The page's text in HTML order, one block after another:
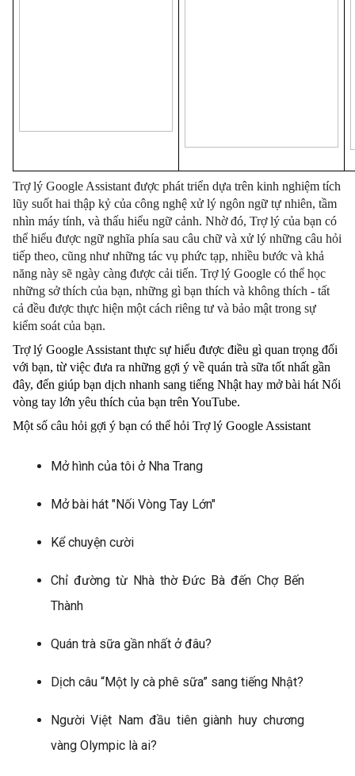
Trợ lý Google Assistant được phát triển dựa trên kinh nghiệm tích
lũy suốt hai thập kỷ của công nghệ xử lý ngôn ngữ tự nhiên, tầm
nhìn máy tính, và thấu hiểu ngữ cảnh. Nhờ đó, Trợ lý của bạn có
thể hiểu được ngữ nghĩa phía sau câu chữ và xử lý những câu hỏi
tiếp theo, cũng như những tác vụ phức tạp, nhiều bước và khả
năng này sẽ ngày càng được cải tiến. Trợ lý Google có thể học
những sở thích của bạn, những gì bạn thích và không thích - tất
cả đều được thực hiện một cách riêng tư và bảo mật trong sự
kiểm soát của bạn.
Trợ lý Google Assistant thực sự hiểu được điều gì quan trọng đối
với bạn, từ việc đưa ra những gợi ý về quán trà sữa tốt nhất gần
đây, đến giúp bạn dịch nhanh sang tiếng Nhật hay mở bài hát Nối
vòng tay lớn yêu thích của bạn trên YouTube.
Một số câu hỏi gợi ý bạn có thể hỏi Trợ lý Google Assistant
Mở hình của tôi ở Nha Trang
Mở bài hát "Nối Vòng Tay Lớn"
Kể chuyện cười
Chỉ đường từ Nhà thờ Đức Bà đến Chợ Bến
Thành
Quán trà sữa gần nhất ở đâu?
Dịch câu “Một ly cà phê sữa” sang tiếng Nhật?
Người Việt Nam đầu tiên giành huy chương
vàng Olympic là ai?